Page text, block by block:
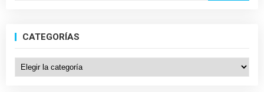
CATEGORÍAS
Categorías